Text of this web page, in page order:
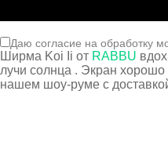
Даю согласие на обработку
Ширма Koi Ii от RABBU
лучи солнца . Экран
нашем шоу-руме с